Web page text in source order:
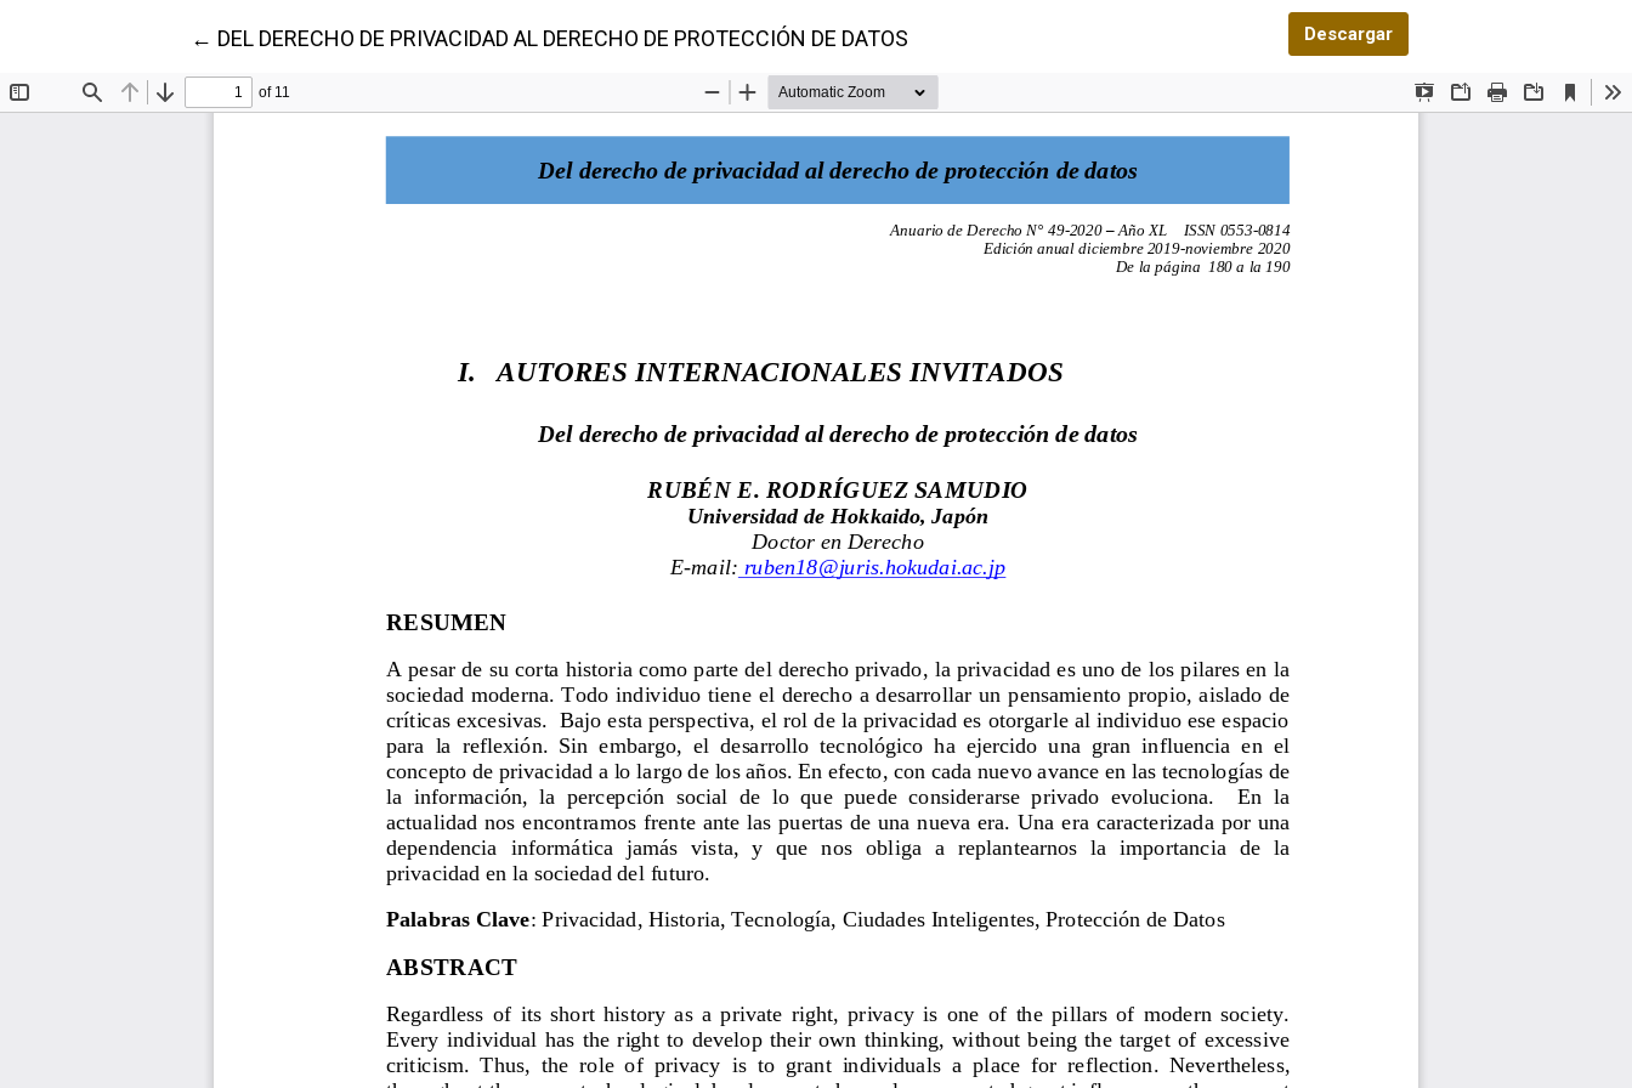
← Volver a los detalles del artículo
DEL DERECHO DE PRIVACIDAD AL DERECHO DE PROTECCIÓN DE DATOS DescargarDescargar PDF